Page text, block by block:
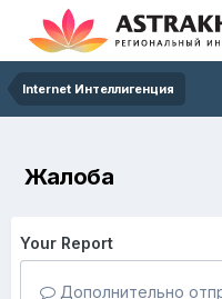
Internet Интеллигенция
Жалоба
Your Report
Дополнительно